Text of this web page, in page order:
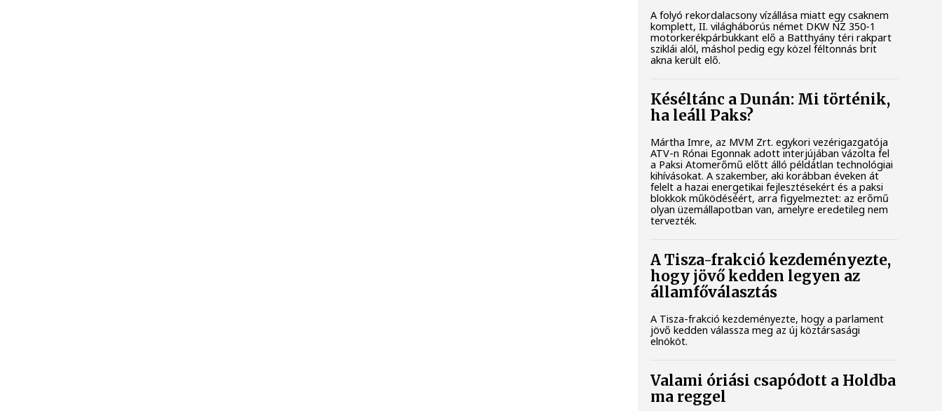
A folyó rekordalacsony vízállása miatt egy csaknem
komplett, II. világháborús német DKW NZ 350-1
motorkerékpárbukkant elő a Batthyány téri rakpart
sziklái alól, máshol pedig egy közel féltonnás brit
akna került elő.
Késéltánc a Dunán: Mi történik,
ha leáll Paks?
Mártha Imre, az MVM Zrt. egykori vezérigazgatója
ATV-n Rónai Egonnak adott interjújában vázolta fel
a Paksi Atomerőmű előtt álló példátlan technológiai
kihívásokat. A szakember, aki korábban éveken át
felelt a hazai energetikai fejlesztésekért és a paksi
blokkok működéséért, arra figyelmeztet: az erőmű
olyan üzemállapotban van, amelyre eredetileg nem
tervezték.
A Tisza-frakció kezdeményezte,
hogy jövő kedden legyen az
államfőválasztás
A Tisza-frakció kezdeményezte, hogy a parlament
jövő kedden válassza meg az új köztársasági
elnököt.
Valami óriási csapódott a Holdba
ma reggel